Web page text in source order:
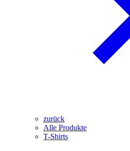
zurück
Alle Produkte
T-Shirts